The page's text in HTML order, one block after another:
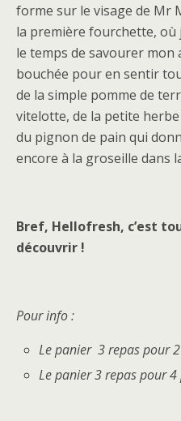
forme sur le visage de Mr
la première fourchette, où
le temps de savourer mon
bouchée pour en sentir
de la simple pomme de
vitelotte, de la petite
du pignon de pain qui
encore à la groseille dans
Bref, Hellofresh, c’est
découvrir !
Pour info :
Le panier 3 repas pour
Le panier 3 repas pour